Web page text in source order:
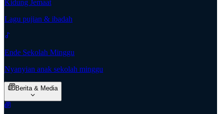
Kidung Jemaat
Lagu pujian & ibadah
Ende Sekolah Minggu
Nyanyian anak sekolah minggu
Berita & Media